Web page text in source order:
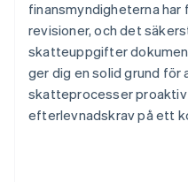
finansmyndigheterna
revisioner, och det
skatteuppgifter
ger dig en solid grund för
skatteprocesser
efterlevnadskrav på ett
Australien